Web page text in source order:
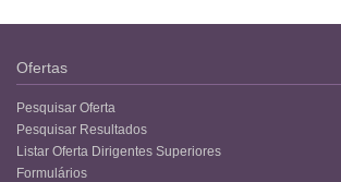
Ofertas
Pesquisar Oferta
Pesquisar Resultados
Listar Oferta Dirigentes Superiores
Formulários